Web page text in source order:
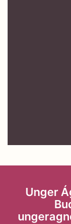
Unger